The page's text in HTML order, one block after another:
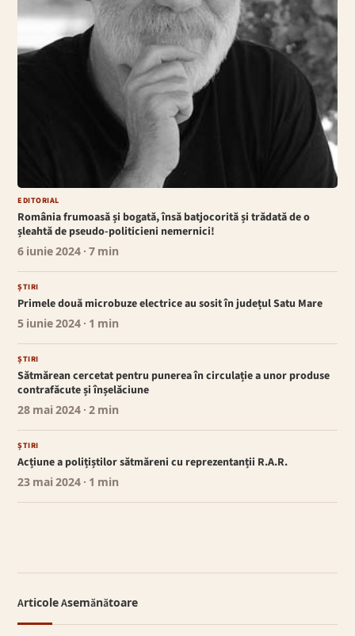
EDITORIAL
România frumoasă și bogată, însă batjocorită și trădată de o
șleahtă de pseudo-politicieni nemernici!
6 iunie 2024 · 7 min
ȘTIRI
Primele două microbuze electrice au sosit în județul Satu Mare
5 iunie 2024 · 1 min
ȘTIRI
Sătmărean cercetat pentru punerea în circulație a unor produse
contrafăcute și înșelăciune
28 mai 2024 · 2 min
ȘTIRI
Acțiune a polițiștilor sătmăreni cu reprezentanții R.A.R.
23 mai 2024 · 1 min
Articole Asemănătoare